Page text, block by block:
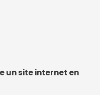
un site internet en